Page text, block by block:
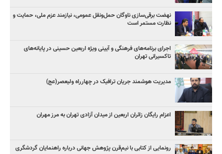
نهضت برقی‌سازی ناوگان حمل‌ونقل عمومی، نیازمند عزم ملی، حمایت و
نظارت مستمر است
اجرای برنامه‌های فرهنگی و آیینی ویژه اربعین حسینی در پایانه‌های
تاکسیرانی تهران
مدیریت هوشمند جریان ترافیک در چهارراه ولیعصر(عج)
اعزام رایگان زائران اربعین از میدان آزادی تهران به مرز مهران
رونمایی از کتابی با نیم‌قرن پژوهش جهانی درباره راهنمایان گردشگری